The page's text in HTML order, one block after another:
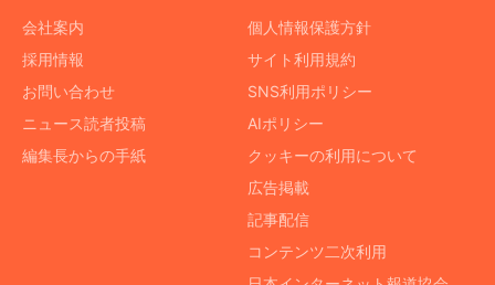
会社案内
採用情報
お問い合わせ
ニュース読者投稿
編集長からの手紙
個人情報保護方針
サイト利用規約
SNS利用ポリシー
AIポリシー
クッキーの利用について
広告掲載
記事配信
コンテンツ二次利用